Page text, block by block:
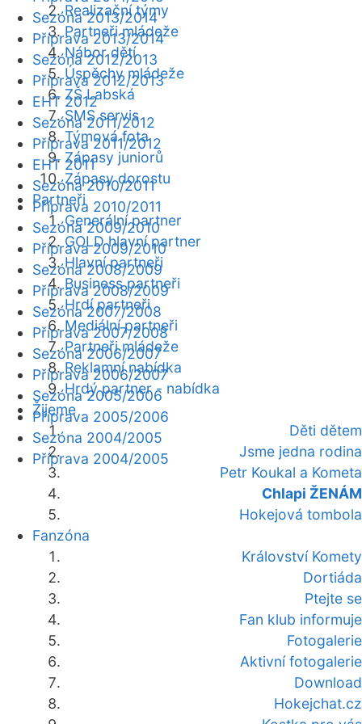
Realizační týmy
Partneři mládeže
Nábor dětí
Úspěchy mládeže
ZŠ Labská
SMS servis
Týmová fota
Zápasy juniorů
Zápasy dorostu
Partneři
Generální partner
GOLD hlavní partner
Hlavní partneři
Business partneři
Hrdí partneři
Mediální partneři
Partneři mládeže
Reklamní nabídka
Hrdý partner - nabídka
Žijeme
Děti dětem
Jsme jedna rodina
Petr Koukal a Kometa
Chlapi ŽENÁM
Hokejová tombola
Fanzóna
Království Komety
Dortiáda
Ptejte se
Fan klub informuje
Fotogalerie
Aktivní fotogalerie
Download
Hokejchat.cz
Sezóna 2013/2014
Příprava 2013/2014
Sezóna 2012/2013
Příprava 2012/2013
EHT 2012
Sezóna 2011/2012
Příprava 2011/2012
EHT 2011
Sezóna 2010/2011
Příprava 2010/2011
Sezóna 2009/2010
Příprava 2009/2010
Sezóna 2008/2009
Příprava 2008/2009
Sezóna 2007/2008
Příprava 2007/2008
Sezóna 2006/2007
Příprava 2006/2007
Sezóna 2005/2006
Příprava 2005/2006
Sezóna 2004/2005
Příprava 2004/2005